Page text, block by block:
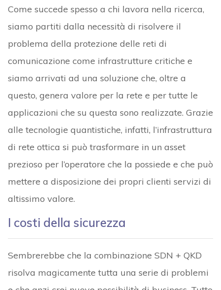
Come succede spesso a chi lavora nella ricerca,
siamo partiti dalla necessità di risolvere il
problema della protezione delle reti di
comunicazione come infrastrutture critiche e
siamo arrivati ad una soluzione che, oltre a
questo, genera valore per la rete e per tutte le
applicazioni che su questa sono realizzate. Grazie
alle tecnologie quantistiche, infatti, l’infrastruttura
di rete ottica si può trasformare in un asset
prezioso per l’operatore che la possiede e che può
mettere a disposizione dei propri clienti servizi di
altissimo valore.
I costi della sicurezza
Sembrerebbe che la combinazione SDN + QKD
risolva magicamente tutta una serie di problemi